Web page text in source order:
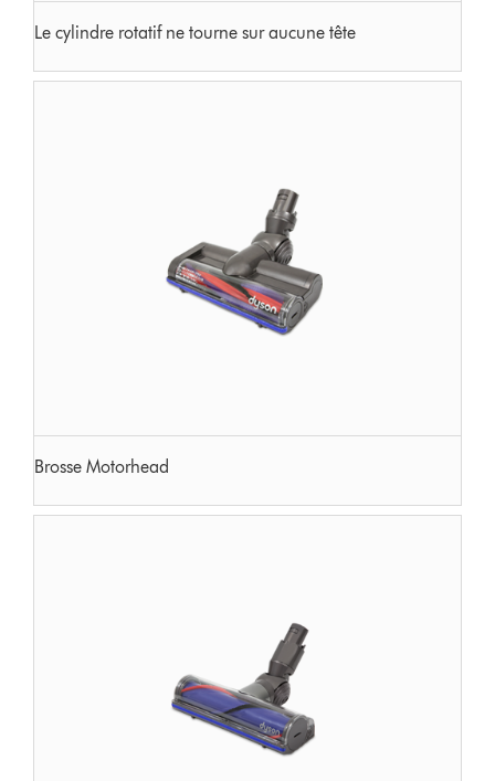
Le cylindre rotatif ne tourne sur aucune tête
Brosse Motorhead